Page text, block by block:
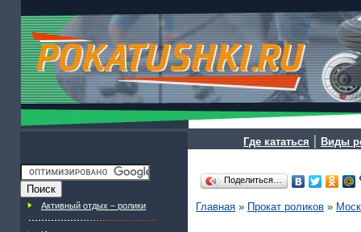
Где кататься | Виды
Активный отдых – ролики
Поделиться…
Главная » Прокат роликов »